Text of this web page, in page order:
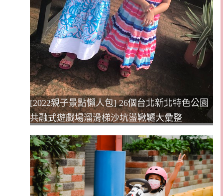
[2022親子景點懶人包] 26個台北新北特色公園
共融式遊戲場溜滑梯沙坑盪鞦韆大彙整